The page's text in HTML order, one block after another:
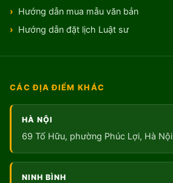
Hướng dẫn mua mẫu văn bản
Hướng dẫn đặt lịch Luật sư
CÁC ĐỊA ĐIỂM KHÁC
HÀ NỘI
69 Tố Hữu, phường Phúc Lợi, Hà Nội
NINH BÌNH